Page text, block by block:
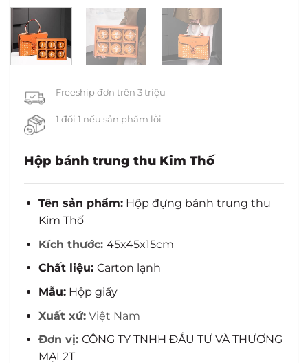
Freeship đơn trên 3 triệu
1 đổi 1 nếu sản phẩm lỗi
Hộp bánh trung thu Kim Thố
Tên sản phẩm:Hộp đựng bánh trung thu
Kim Thố
Kích thước: 45x45x15cm
Chất liệu: Carton lạnh
Mẫu:Hộp giấy
Xuất xứ:Việt Nam
Đơn vị: CÔNG TY TNHH ĐẦU TƯ VÀ THƯƠNG
MẠI 2T